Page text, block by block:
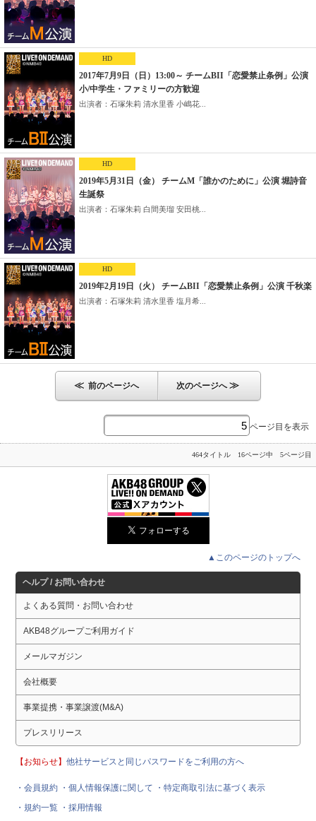
HD
2017年7月9日（日）13:00～ チームBII「恋愛禁止条例」公演
小/中学生・ファミリーの方歓迎
出演者：石塚朱莉 清水里香 小嶋花...
HD
2019年5月31日（金） チームM「誰かのために」公演 堀詩音
生誕祭
出演者：石塚朱莉 白間美瑠 安田桃...
HD
2019年2月19日（火） チームBII「恋愛禁止条例」公演 千秋楽
出演者：石塚朱莉 清水里香 塩月希...
≪ 前のページへ 次のページへ≫
ページ目を表示
464タイトル 16ページ中 5ページ目
▲このページのトップへ
ヘルプ / お問い合わせ
よくある質問・お問い合わせ
AKB48グループご利用ガイド
メールマガジン
会社概要
事業提携・事業譲渡(M&A)
プレスリリース
【お知らせ】他社サービスと同じパスワードをご利用の方へ
・会員規約 ・個人情報保護に関して
・特定商取引法に基づく表示
・規約一覧 ・採用情報